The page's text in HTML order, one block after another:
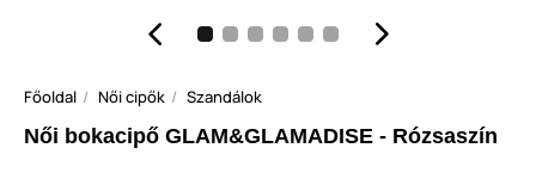
Főoldal Női cipők Szandálok
Női bokacipő GLAM&GLAMADISE - Rózsaszín